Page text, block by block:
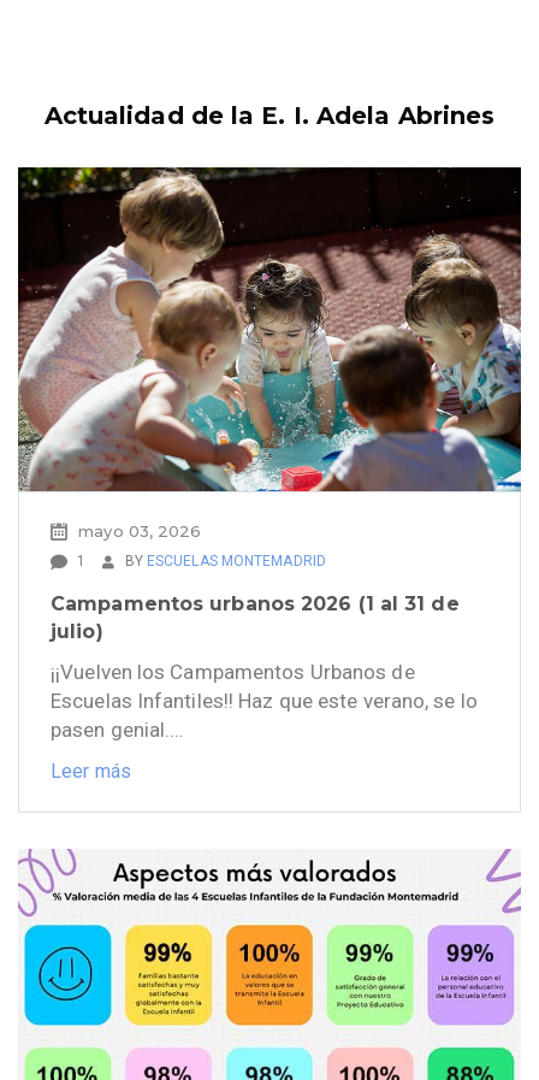
Actualidad de la E. I. Adela Abrines
mayo 03, 2026
1 BY ESCUELAS MONTEMADRID
Campamentos urbanos 2026 (1 al 31 de
julio)
¡¡Vuelven los Campamentos Urbanos de
Escuelas Infantiles!! Haz que este verano, se lo
pasen genial.…
Leer más